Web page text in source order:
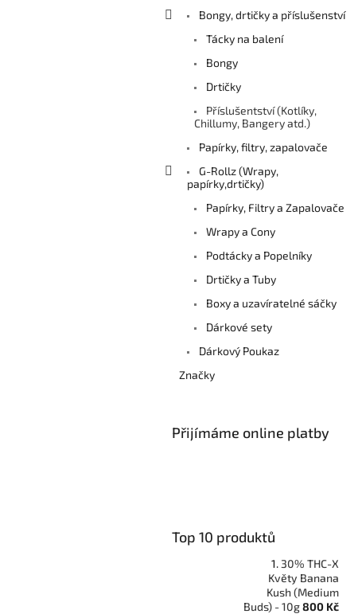
Bongy, drtičky a příslušenství
Tácky na balení
Bongy
Drtičky
Příslušentství (Kotlíky,
Chillumy, Bangery atd.)
Papírky, filtry, zapalovače
G-Rollz (Wrapy,
papírky,drtičky)
Papírky, Filtry a Zapalovače
Wrapy a Cony
Podtácky a Popelníky
Drtičky a Tuby
Boxy a uzavíratelné sáčky
Dárkové sety
Dárkový Poukaz
Značky
Přijímáme online platby
Top 10 produktů
30% THC-X
Květy Banana
Kush (Medium
Buds) - 10g800 Kč